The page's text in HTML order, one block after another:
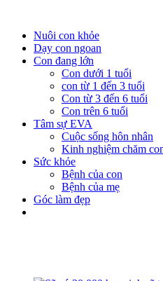
Nuôi con khỏe
Dạy con ngoan
Con đang lớn
Con dưới 1 tuổi
con từ 1 đến 3 tuổi
Con từ 3 đến 6 tuổi
Con trên 6 tuổi
Tâm sự EVA
Cuộc sống hôn nhân
Kinh nghiệm chăm
Sức khỏe
Bệnh của con
Bệnh của mẹ
Góc làm đẹp